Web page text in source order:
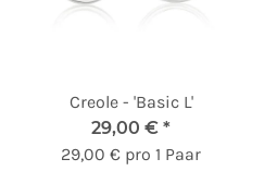
Creole - 'Basic L'
29,00 €*
29,00 € pro 1 Paar